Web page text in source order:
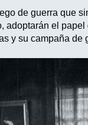
de guerra que
adoptarán el
y su campaña de